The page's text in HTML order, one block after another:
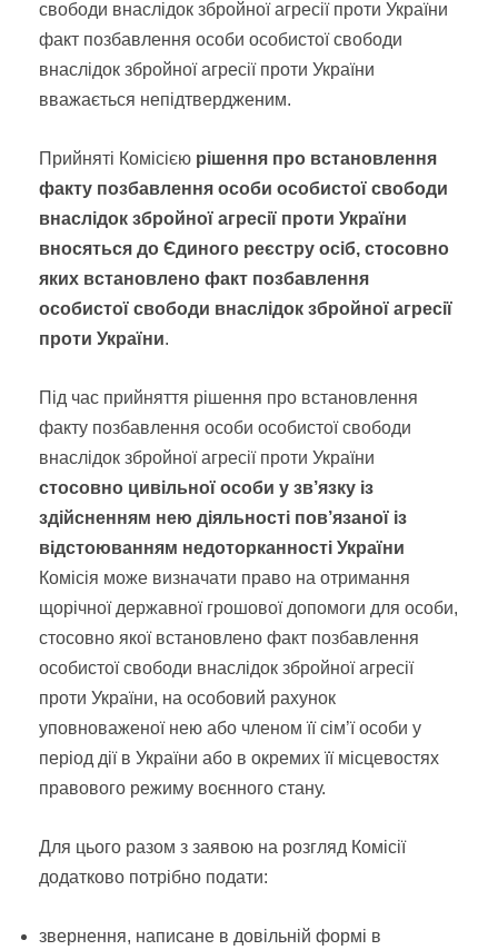
свободи внаслідок збройної агресії проти України
факт позбавлення особи особистої свободи
внаслідок збройної агресії проти України
вважається непідтвердженим.
Прийняті Комісією рішення про встановлення
факту позбавлення особи особистої свободи
внаслідок збройної агресії проти України
вносяться до Єдиного реєстру осіб, стосовно
яких встановлено факт позбавлення
особистої свободи внаслідок збройної агресії
проти України.
Під час прийняття рішення про встановлення
факту позбавлення особи особистої свободи
внаслідок збройної агресії проти України
стосовно цивільної особи у зв’язку із
здійсненням нею діяльності пов’язаної із
відстоюванням недоторканності України
Комісія може визначати право на отримання
щорічної державної грошової допомоги для особи,
стосовно якої встановлено факт позбавлення
особистої свободи внаслідок збройної агресії
проти України, на особовий рахунок
уповноваженої нею або членом її сім’ї особи у
період дії в України або в окремих її місцевостях
правового режиму воєнного стану.
Для цього разом з заявою на розгляд Комісії
додатково потрібно подати:
звернення, написане в довільній формі в